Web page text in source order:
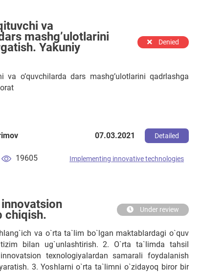
va
mashg’ulotlarini
Yakuniy Denied
va o’quvchilarda dars mashg’ulotlarini qadrlashga
07.03.2021 Detailed
19605 Implementing innovative technologies
chiqish. Under review
va o`rta ta`lim bo`lgan maktablardagi o`quv
bilan ug`unlashtirish. 2. O`rta ta`limda tahsil
texnologiyalardan samarali foydalanish
3. Yoshlarni o`rta ta`limni o`zidayoq biror bir